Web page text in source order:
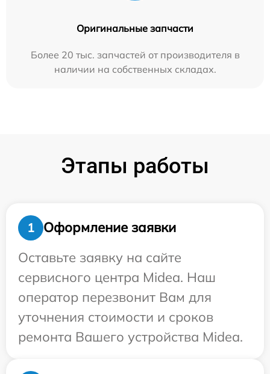
Оригинальные запчасти
Более 20 тыс. запчастей от производителя в
наличии на собственных складах.
Этапы работы
1
Оформление заявки
Оставьте заявку на сайте
сервисного центра Midea. Наш
оператор перезвонит Вам для
уточнения стоимости и сроков
ремонта Вашего устройства Midea.